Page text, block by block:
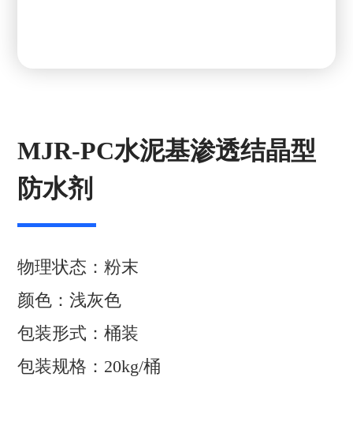
MJR-PC水泥基渗透结晶型
防水剂
物理状态：粉末
颜色：浅灰色
包装形式：桶装
包装规格：20kg/桶